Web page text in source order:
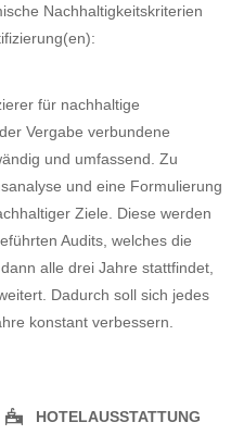
Nachhaltigkeitskriterien
für nachhaltige
Vergabe verbundene
und umfassend. Zu
und eine Formulierung
Ziele. Diese werden
Audits, welches die
alle drei Jahre stattfindet,
Dadurch soll sich jedes
konstant verbessern.
HOTELAUSSTATTUNG